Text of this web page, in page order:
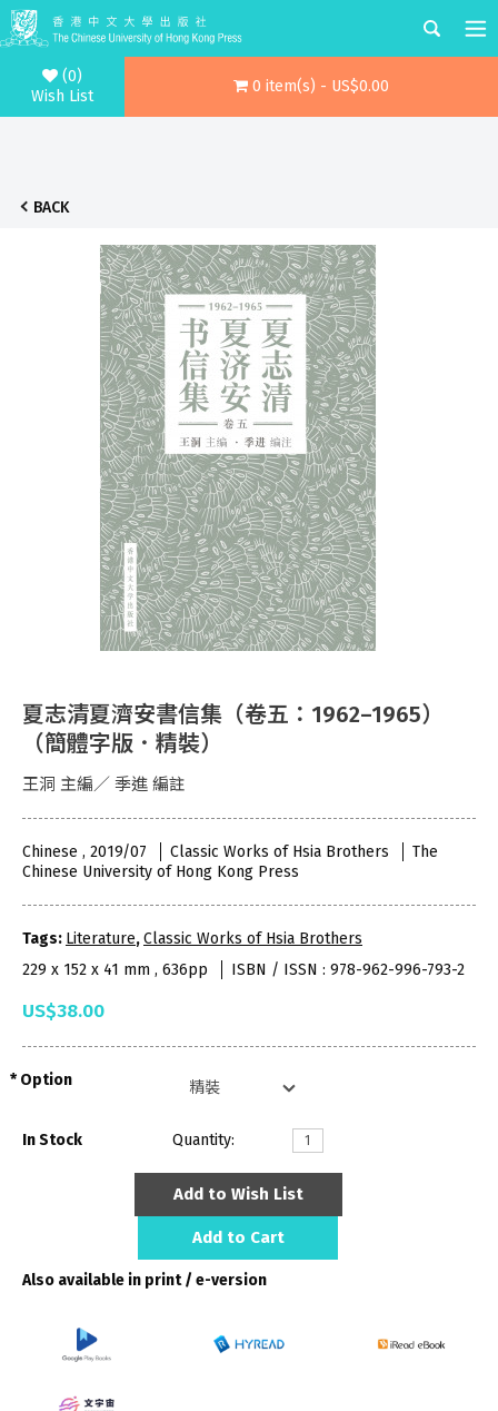
(0)
Wish List
0 item(s) - US$0.00
BACK
夏志清夏濟安書信集（卷五：1962–1965）
（簡體字版．精裝）
王洞 主編／ 季進 編註
Chinese , 2019/07 Classic Works of Hsia Brothers
The
Chinese University of Hong Kong Press
Tags: Literature,Classic Works of Hsia Brothers
229 x 152 x 41 mm , 636pp
ISBN / ISSN : 978-962-996-793-2
US$38.00
Option
In Stock Quantity:
Add to Wish List
Add to Cart
Also available in print / e-version